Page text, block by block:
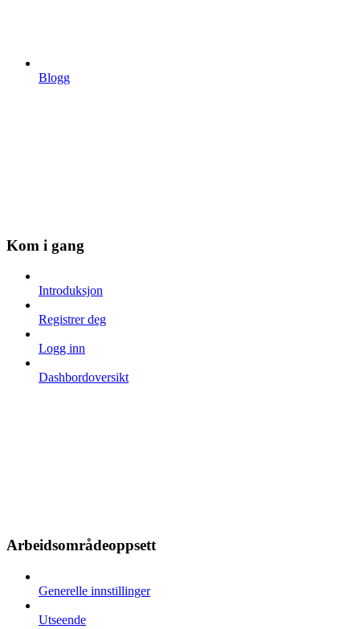
Blogg
Kom i gang
Introduksjon
Registrer deg
Logg inn
Dashbordoversikt
Arbeidsområdeoppsett
Generelle innstillinger
Utseende